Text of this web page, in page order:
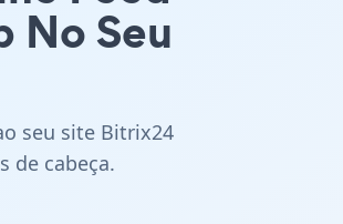
No Seu
seu site Bitrix24
de cabeça.